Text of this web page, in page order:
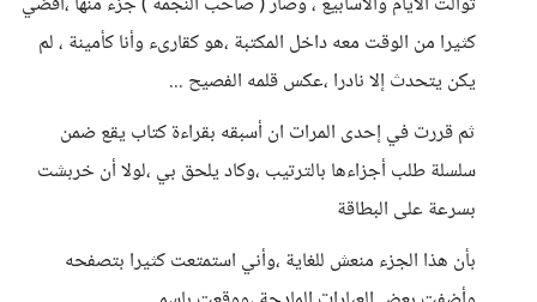
كثيرا من الوقت معه داخل المكتبة ،هو كقارىء وأنا كأمينة ، لم
يكن يتحدث إلا نادرا ،عكس قلمه الفصيح ...
ثم قررت في إحدى المرات ان أسبقه بقراءة كتاب يقع ضمن
سلسلة طلب أجزاءها بالترتيب ،وكاد يلحق بي ،لولا أن خربشت
بسرعة على البطاقة
بأن هذا الجزء منعش للغاية ،وأني استمتعت كثيرا بتصفحه